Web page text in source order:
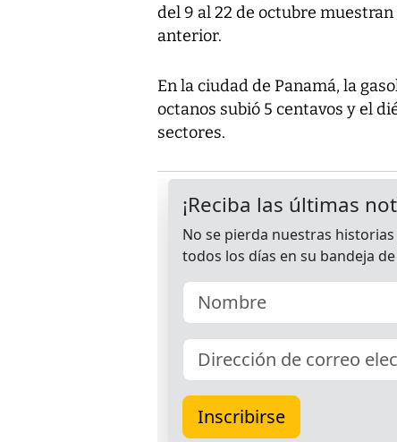
del 9 al 22 de octubre
anterior.
En la ciudad de Panamá, la
octanos subió 5 centavos y el
sectores.